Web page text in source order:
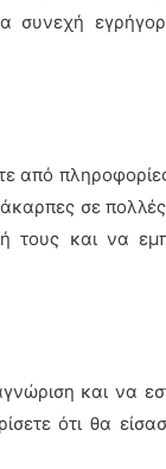
συνεχή
από
σε πολλές
τους και να
και να
ότι θα